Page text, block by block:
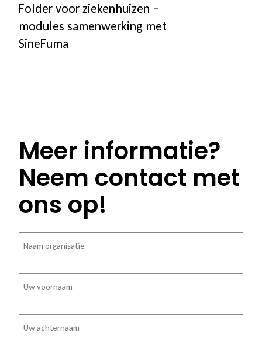
Folder voor ziekenhuizen –
modules samenwerking met
SineFuma
Meer informatie?
Neem contact met
ons op!
Bedrijfsnaam
Voornaam
Achternaam